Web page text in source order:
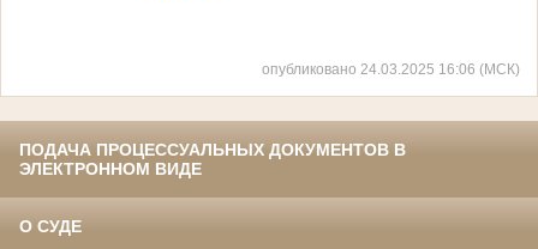
опубликовано 24.03.2025 16:06 (МСК)
ПОДАЧА ПРОЦЕССУАЛЬНЫХ ДОКУМЕНТОВ В
ЭЛЕКТРОННОМ ВИДЕ
О СУДЕ